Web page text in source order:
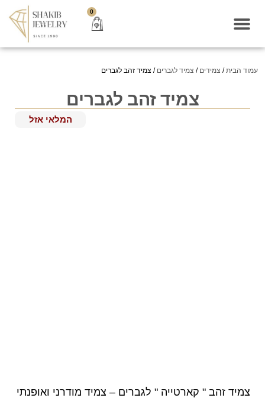
0
עמוד הבית/ צמידים / צמיד לגברים / צמיד זהב לגברים
צמיד זהב לגברים
המלאי אזל
צמיד זהב " קארטייה " לגברים – צמיד מודרני ואופנתי